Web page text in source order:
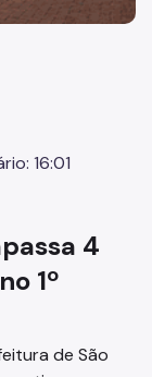
(COMAP)
16:01
4
1º
de São